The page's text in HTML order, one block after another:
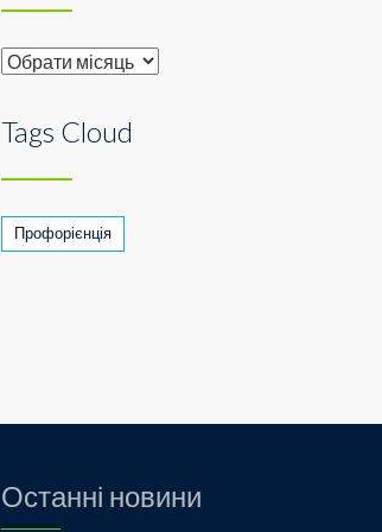
Archive
Tags Cloud
Профорієнція
Останні новини